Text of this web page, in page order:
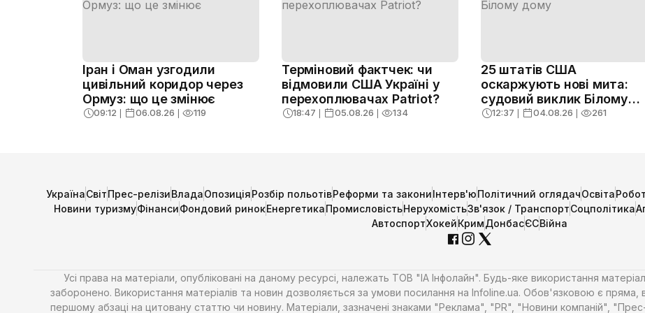
Іран і Оман узгодили
цивільний коридор через
Ормуз: що це змінює
09:12 ❘ 06.08.26 ❘ 119
Терміновий фактчек: чи
відмовили США Україні у
перехоплювачах Patriot?
18:47 ❘ 05.08.26 ❘ 134
25 штатів США
оскаржують нові мита:
судовий виклик Білому
дому
12:37 ❘ 04.08.26 ❘ 261
УкраїнаСвітПрес-релізиВладаОпозиціяРозбір польотівРеформи та закониІнтерв'юПолітичний оглядачОсвіта
Новини туризмуФінансиФондовий ринокЕнергетикаПромисловістьНерухомістьЗв'язок / ТранспортСоцполітика
АвтоспортХокейКримДонбасЄСВійна
Усі права на матеріали, опубліковані на даному ресурсі, належать ТОВ "ІА Інфолайн". Будь-яке використання
заборонено. Використання матеріалів та новин дозволяється за умови посилання на Infoline.ua. Обов'язковою є пряма,
першому абзаці на цитовану статтю чи новину. Матеріали, зазначені знаками "Реклама", "PR", "Новини компаній",